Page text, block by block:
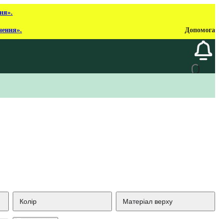
Допомога
Колір Матеріал верху